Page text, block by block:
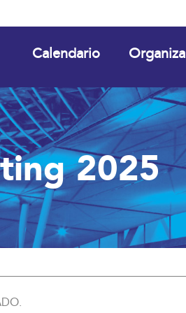
Calendario Organiza
2025